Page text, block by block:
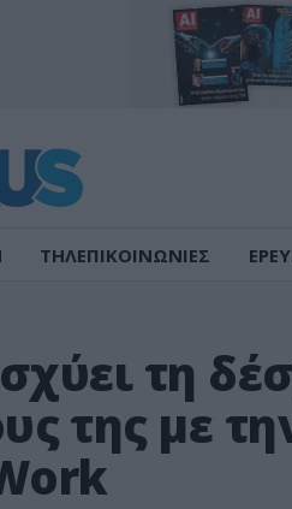
ΤΗΛΕΠΙΚΟΙΝΩΝΙΕΣ
τη
της με